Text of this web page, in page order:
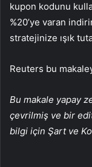
kupon kodunu
%20’ye varan
stratejinize ışık
Reuters bu
Bu makale yapay
çevrilmiş ve bir
bilgi için Şart ve